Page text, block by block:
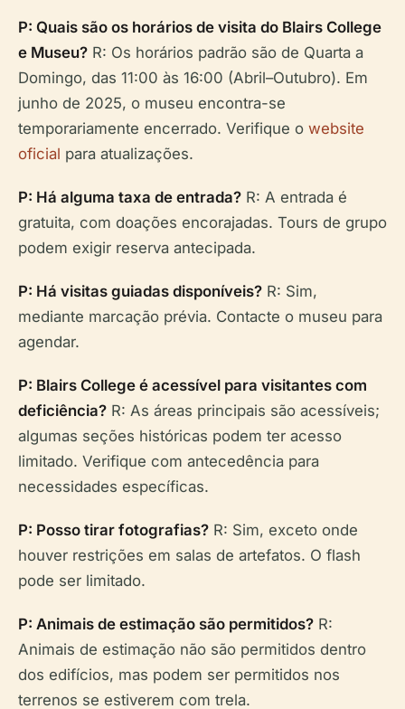
P: Quais são os horários de visita do Blairs College
e Museu? R: Os horários padrão são de Quarta a
Domingo, das 11:00 às 16:00 (Abril–Outubro). Em
junho de 2025, o museu encontra-se
temporariamente encerrado. Verifique o website
oficial para atualizações.
P: Há alguma taxa de entrada? R: A entrada é
gratuita, com doações encorajadas. Tours de grupo
podem exigir reserva antecipada.
P: Há visitas guiadas disponíveis? R: Sim,
mediante marcação prévia. Contacte o museu para
agendar.
P: Blairs College é acessível para visitantes com
deficiência? R: As áreas principais são acessíveis;
algumas seções históricas podem ter acesso
limitado. Verifique com antecedência para
necessidades específicas.
P: Posso tirar fotografias? R: Sim, exceto onde
houver restrições em salas de artefatos. O flash
pode ser limitado.
P: Animais de estimação são permitidos? R:
Animais de estimação não são permitidos dentro
dos edifícios, mas podem ser permitidos nos
terrenos se estiverem com trela.